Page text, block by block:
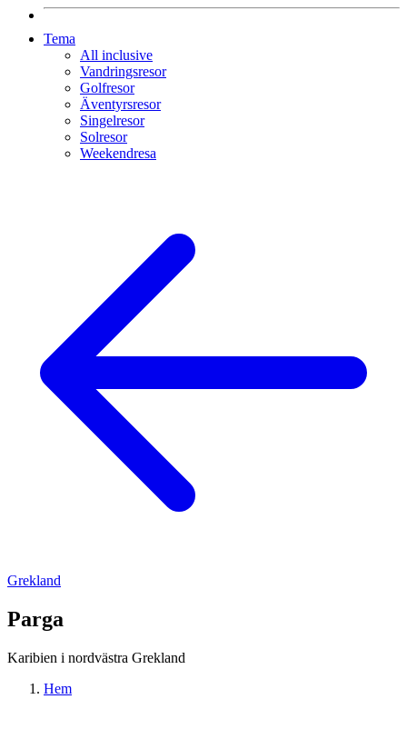
Tema
All inclusive
Vandringsresor
Golfresor
Äventyrsresor
Singelresor
Solresor
Weekendresa
Grekland
Parga
Karibien i nordvästra Grekland
Hem